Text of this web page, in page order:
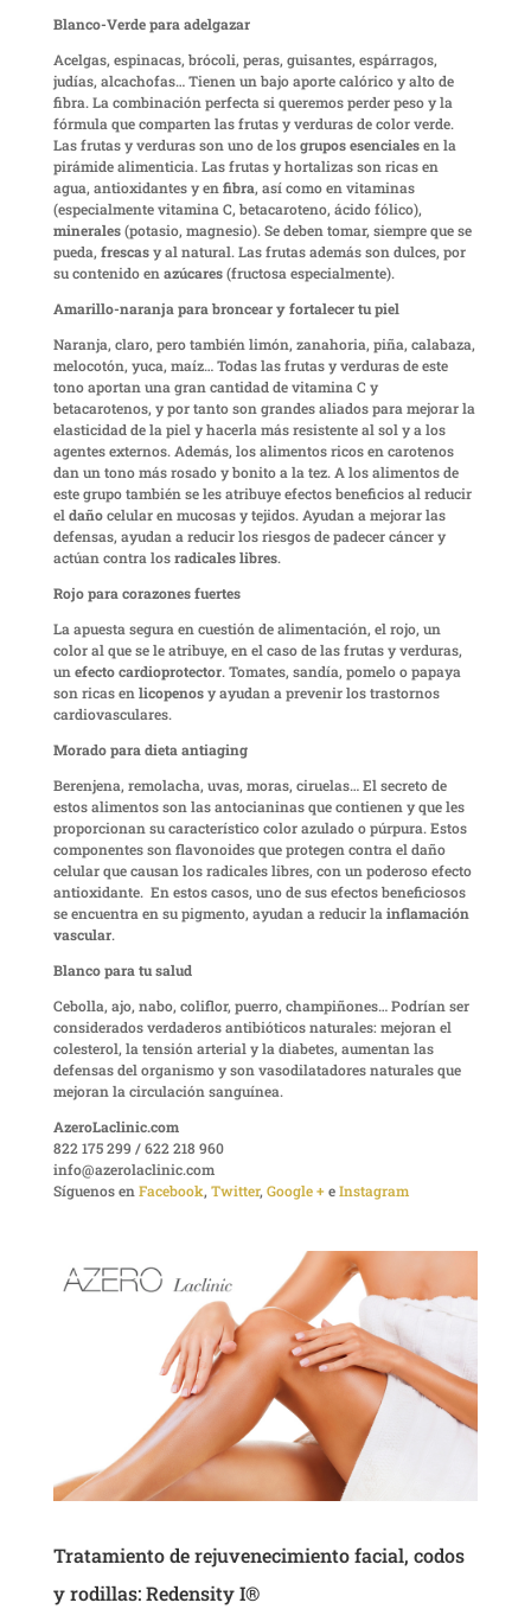
Blanco-Verde para adelgazar
Acelgas, espinacas, brócoli, peras, guisantes, espárragos,
judías, alcachofas… Tienen un bajo aporte calórico y alto de
fibra. La combinación perfecta si queremos perder peso y la
fórmula que comparten las frutas y verduras de color verde.
Las frutas y verduras son uno de losgrupos esencialesen la
pirámide alimenticia. Las frutas y hortalizas son ricas en
agua, antioxidantes y en fibra, así como en vitaminas
(especialmente vitamina C, betacaroteno, ácido fólico),
minerales(potasio, magnesio). Se deben tomar, siempre que se
pueda, frescasy al natural. Las frutas además son dulces, por
su contenido en azúcares(fructosa especialmente).
Amarillo-naranja para broncear y fortalecer tu piel
Naranja, claro, pero también limón, zanahoria, piña, calabaza,
melocotón, yuca, maíz… Todas las frutas y verduras de este
tono aportan una gran cantidad de vitamina C y
betacarotenos, y por tanto son grandes aliados para mejorar la
elasticidad de la piel y hacerla más resistente al sol y a los
agentes externos. Además, los alimentos ricos en carotenos
dan un tono más rosado y bonito a la tez. A los alimentos de
este grupo también se les atribuye efectos beneficios al reducir
el dañocelular en mucosas y tejidos. Ayudan a mejorar las
defensas, ayudan a reducir los riesgos de padecer cáncer y
actúan contra losradicales libres.
Rojo para corazones fuertes
La apuesta segura en cuestión de alimentación, el rojo, un
color al que se le atribuye, en el caso de las frutas y verduras,
un efecto cardioprotector. Tomates, sandía, pomelo o papaya
son ricas en licopenosy ayudan a prevenir los trastornos
cardiovasculares.
Morado para dieta antiaging
Berenjena, remolacha, uvas, moras, ciruelas… El secreto de
estos alimentos son las antocianinas que contienen y que les
proporcionan su característico color azulado o púrpura. Estos
componentes son flavonoides que protegen contra el daño
celular que causan los radicales libres, con un poderoso efecto
antioxidante. En estos casos, uno de sus efectos beneficiosos
se encuentra en su pigmento, ayudan a reducir la inflamación
vascular.
Blanco para tu salud
Cebolla, ajo, nabo, coliflor, puerro, champiñones… Podrían ser
considerados verdaderos antibióticos naturales: mejoran el
colesterol, la tensión arterial y la diabetes, aumentan las
defensas del organismo y son vasodilatadores naturales que
mejoran la circulación sanguínea.
AzeroLaclinic.com
822 175 299 / 622 218 960
info@azerolaclinic.com
Síguenos en Facebook, Twitter, Google +eInstagram
Tratamiento de rejuvenecimiento facial, codos
y rodillas: Redensity I®